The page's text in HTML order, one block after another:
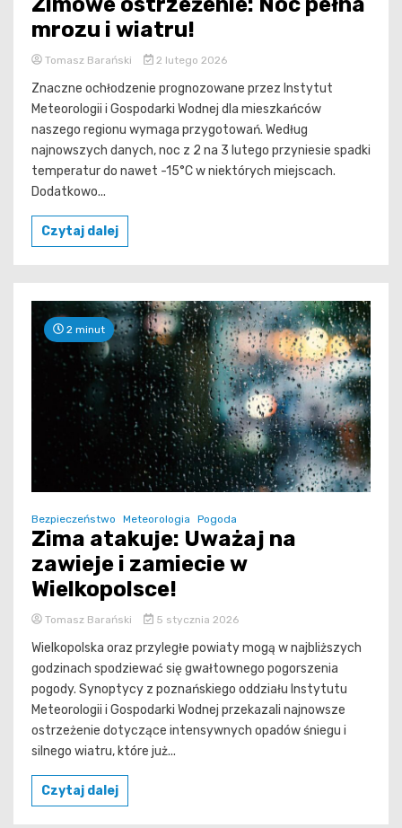
mrozu i wiatru!
Tomasz Barański 2 lutego 2026
Znaczne ochłodzenie prognozowane przez Instytut
Meteorologii i Gospodarki Wodnej dla mieszkańców
naszego regionu wymaga przygotowań. Według
najnowszych danych, noc z 2 na 3 lutego przyniesie spadki
temperatur do nawet -15°C w niektórych miejscach.
Dodatkowo...
Czytaj dalej
2 minut
Bezpieczeństwo Meteorologia Pogoda
Zima atakuje: Uważaj na
zawieje i zamiecie w
Wielkopolsce!
Tomasz Barański 5 stycznia 2026
Wielkopolska oraz przyległe powiaty mogą w najbliższych
godzinach spodziewać się gwałtownego pogorszenia
pogody. Synoptycy z poznańskiego oddziału Instytutu
Meteorologii i Gospodarki Wodnej przekazali najnowsze
ostrzeżenie dotyczące intensywnych opadów śniegu i
silnego wiatru, które już...
Czytaj dalej